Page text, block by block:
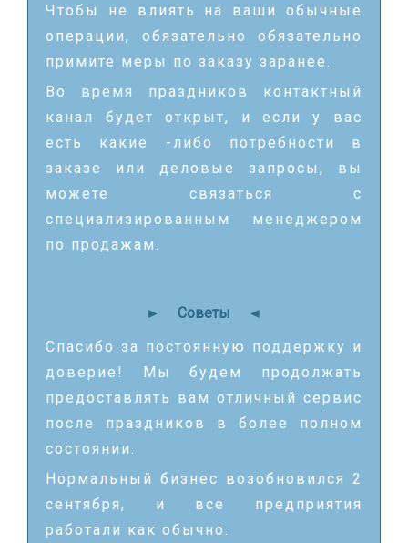
Чтобы не влиять на ваши обычные
операции, обязательно обязательно
примите меры по заказу заранее.
Во время праздников контактный
канал будет открыт, и если у вас
есть какие -либо потребности в
заказе или деловые запросы, вы
можете связаться с
специализированным менеджером
по продажам.
► Советы
►
Спасибо за постоянную поддержку и
доверие! Мы будем продолжать
предоставлять вам отличный сервис
после праздников в более полном
состоянии.
Нормальный бизнес возобновился 2
сентября, и все предприятия
работали как обычно.